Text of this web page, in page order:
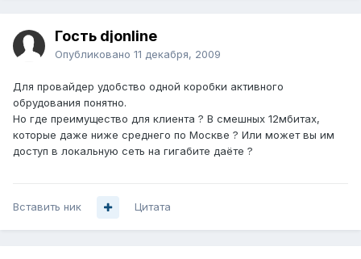
Гость djonline
Опубликовано 11 декабря, 2009
Для провайдер удобство одной коробки активного
обрудования понятно.
Но где преимущество для клиента ? В смешных 12мбитах,
которые даже ниже среднего по Москве ? Или может вы им
доступ в локальную сеть на гигабите даёте ?
Вставить ник Цитата